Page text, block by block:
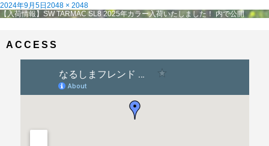
投
稿
2024年9月5日 フ
ル
2048 × 2048
投
ゲ
【入荷情報】SW TARMAC SL8 2025年カラー入荷いたしました！ 内で公開
ACCESS